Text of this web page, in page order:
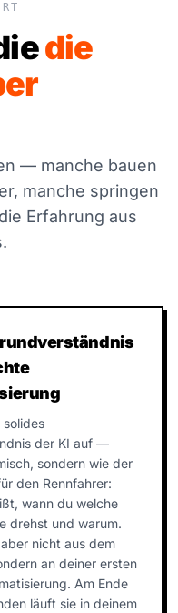
die
— manche bauen
manche springen
Erfahrung aus
solides
der KI auf —
sondern wie der
den Rennfahrer:
wann du welche
drehst und warum.
nicht aus dem
an deiner ersten
Am Ende
läuft sie in deinem